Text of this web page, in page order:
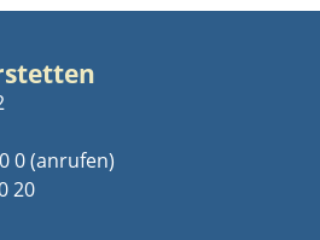
0
20